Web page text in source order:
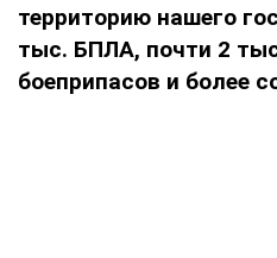
территорию нашего
тыс. БПЛА, почти 2
боеприпасов и более